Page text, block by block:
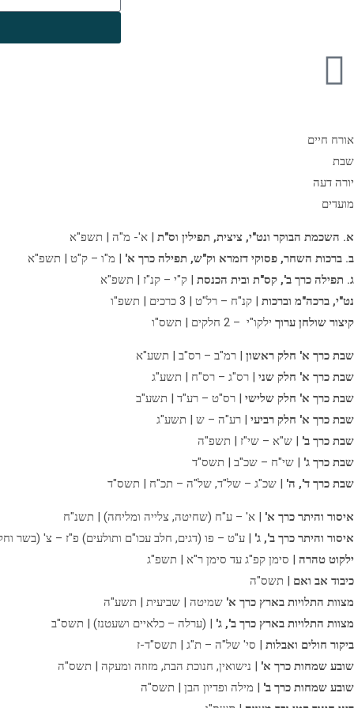
אורח חיים
שבת
יורה דעה
מועדים
א. השכמת הבוקר ונט"י, ציצית, תפילין וס"ת | א'- מ"ה | תשפ"א
ב. ברכות השחר, פסוקי דזמרא וק"ש, תפילה כרך א' | מ"ו – ק"ט | תשפ"א
ג. תפילה כרך ב', קס"ת ובית הכנסת | ק"י – קנ"ז | תשפ"א
נט"י, ברכה"מ וברכות | קנ"ח – רל"ט | 3 כרכים | תשפ"ו
קיצור שולחן ערוך ילקו"י – 2 חלקים | תשס"ו
שבת כרך א' חלק ראשון | רמ"ב – רס"ב | תשע"א
שבת כרך א' חלק שני | רס"ג – רס"ח | תשע"ג
שבת כרך א' חלק שלישי | רס"ט – רע"ד | תשע"ב
שבת כרך א' חלק רביעי | רע"ה – ש | תשע"ג
שבת כרך ב' | ש"א – שי"ז | תשפ"ה
שבת כרך ג' | שי"ח – שכ"ב | תשס"ד
שבת כרך ד', ה' | שכ"ג – של"ד, של"ה – תכ"ח | תשס"ד
איסור והיתר כרך א' | א' – ע"ח (שחיטה, צלייה ומליחה) | תשנ"ח
איסור והיתר כרך ב', ג' | ע"ט – פו (דגים, חלב עכו"ם ותולעים) פ"ז – צ' (בשר
ילקוט טהרה | סימן קפ"ג עד סימן ר"א | תשפ"ג
כיבוד אב ואם | תשס"ה
מצוות התלויות בארץ כרך א' שמיטה | שביעית | תשע"ה
מצוות התלויות בארץ כרך ב', ג' | (ערלה – כלאיים ושעטנז) | תשס"ב
ביקור חולים ואבלות | סי' של"ה – ת"ג | תשס"ד-ז
שובע שמחות כרך א' | נישואין, חנוכת הבת, מזוזה ומעקה | תשס"ה
שובע שמחות כרך ב' | מילה ופדיון הבן | תשס"ה